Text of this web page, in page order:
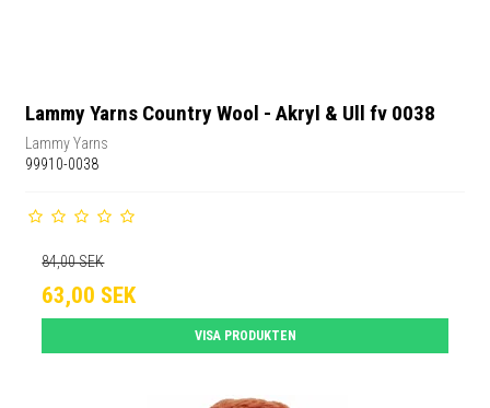
Lammy Yarns Country Wool - Akryl & Ull fv 0038
Lammy Yarns
99910-0038
84,00 SEK
63,00 SEK
VISA PRODUKTEN